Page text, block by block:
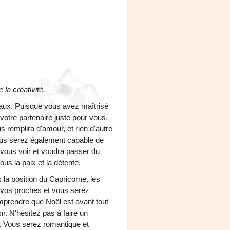
la créativité.
Puisque vous avez maîtrisé
partenaire juste pour vous.
remplira d'amour, et rien d'autre
serez également capable de
voir et voudra passer du
la paix et la détente.
position du Capricorne, les
proches et vous serez
que Noël est avant tout
N'hésitez pas à faire un
Vous serez romantique et